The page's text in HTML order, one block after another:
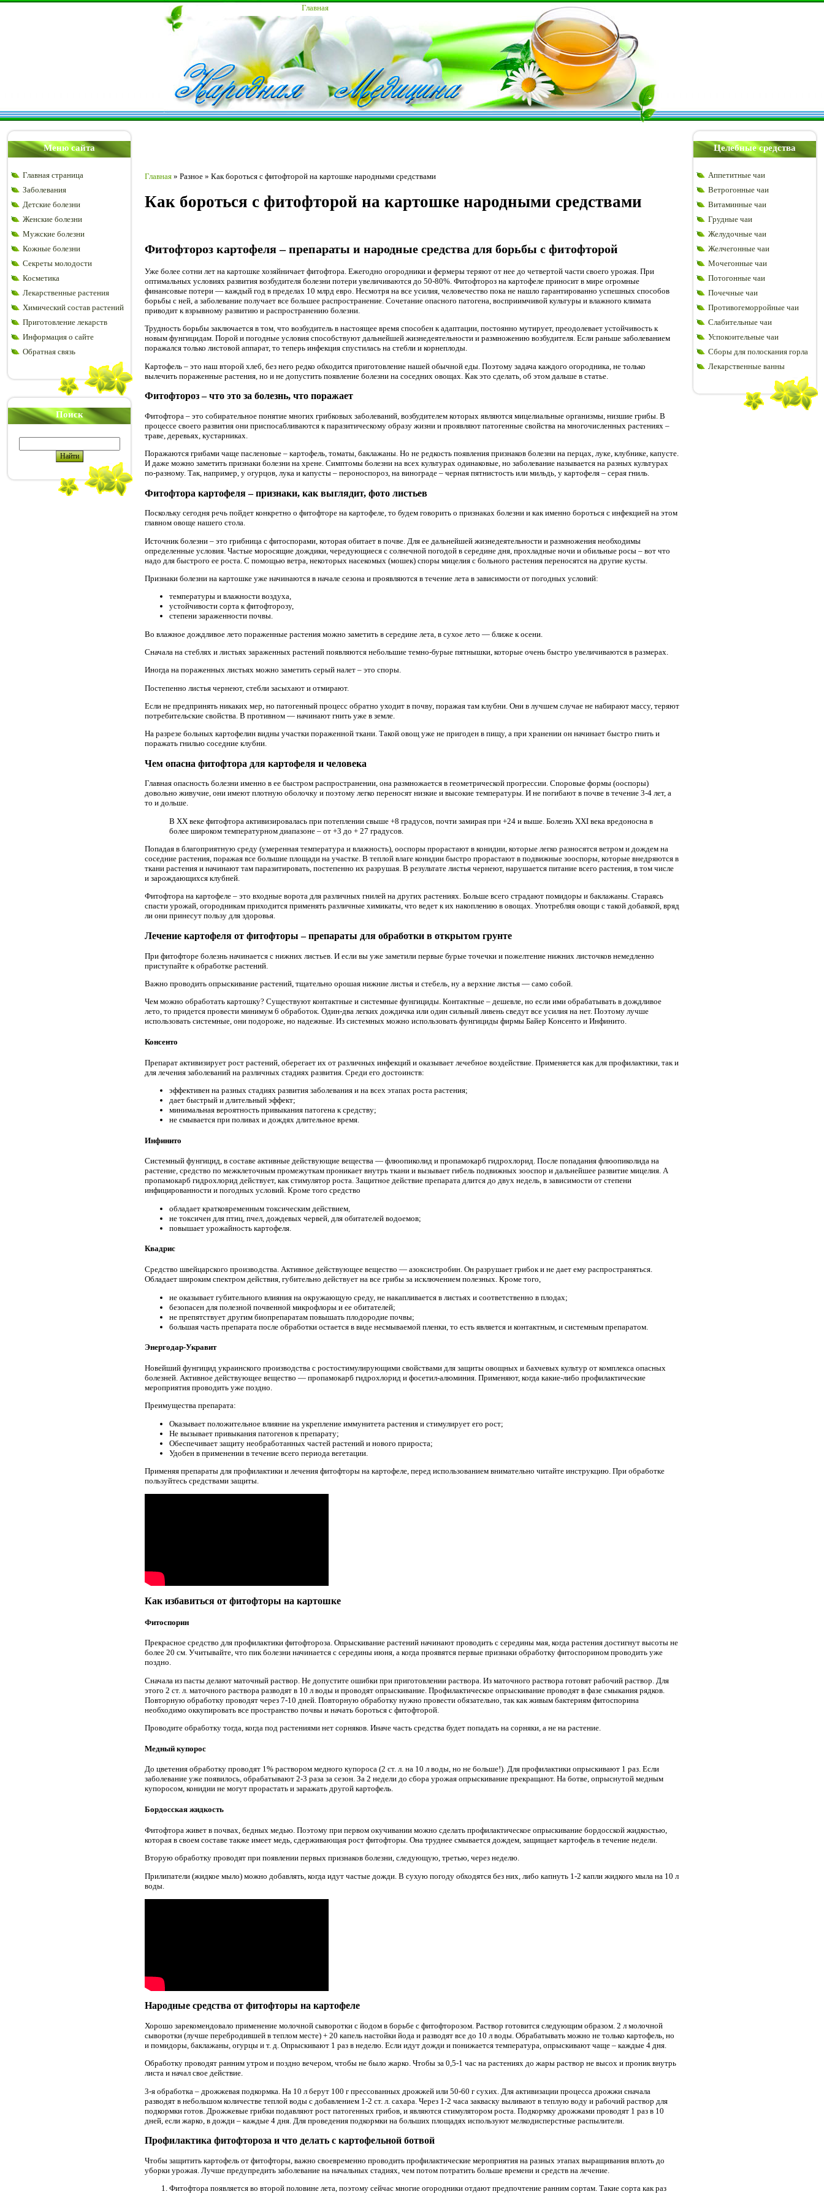
Главная
Меню сайта
Главная страница
Заболевания
Детские болезни
Женские болезни
Мужские болезни
Кожные болезни
Секреты молодости
Косметика
Лекарственные растения
Химический состав растений
Приготовление лекарств
Информация о сайте
Обратная связь
Поиск
Главная » Разное » Как бороться с фитофторой на картошке народными средствами
Как бороться с фитофторой на картошке народными средствами
Фитофтороз картофеля – препараты и народные средства для борьбы с фитофторой
Уже более сотни лет на картошке хозяйничает фитофтора. Ежегодно огородники и фермеры теряют от нее до четвертой части своего урожая. При
оптимальных условиях развития возбудителя болезни потери увеличиваются до 50-80%. Фитофтороз на картофеле приносит в мире огромные
финансовые потери — каждый год в пределах 10 млрд евро. Несмотря на все усилия, человечество пока не нашло гарантированно успешных способов
борьбы с ней, а заболевание получает все большее распространение. Сочетание опасного патогена, восприимчивой культуры и влажного климата
приводит к взрывному развитию и распространению болезни.
Трудность борьбы заключается в том, что возбудитель в настоящее время способен к адаптации, постоянно мутирует, преодолевает устойчивость к
новым фунгицидам. Порой и погодные условия способствуют дальнейшей жизнедеятельности и размножению возбудителя. Если раньше заболеванием
поражался только листовой аппарат, то теперь инфекция спустилась на стебли и корнеплоды.
Картофель – это наш второй хлеб, без него редко обходится приготовление нашей обычной еды. Поэтому задача каждого огородника, не только
вылечить пораженные растения, но и не допустить появление болезни на соседних овощах. Как это сделать, об этом дальше в статье.
Фитофтороз – что это за болезнь, что поражает
Фитофтора – это собирательное понятие многих грибковых заболеваний, возбудителем которых являются мицелиальные организмы, низшие грибы. В
процессе своего развития они приспосабливаются к паразитическому образу жизни и проявляют патогенные свойства на многочисленных растениях –
траве, деревьях, кустарниках.
Поражаются грибами чаще пасленовые – картофель, томаты, баклажаны. Но не редкость появления признаков болезни на перцах, луке, клубнике, капусте.
И даже можно заметить признаки болезни на хрене. Симптомы болезни на всех культурах одинаковые, но заболевание называется на разных культурах
по-разному. Так, например, у огурцов, лука и капусты – пероноспороз, на винограде – черная пятнистость или мильдь, у картофеля – серая гниль.
Фитофтора картофеля – признаки, как выглядит, фото листьев
Поскольку сегодня речь пойдет конкретно о фитофторе на картофеле, то будем говорить о признаках болезни и как именно бороться с инфекцией на этом
главном овоще нашего стола.
Источник болезни – это грибница с фитоспорами, которая обитает в почве. Для ее дальнейшей жизнедеятельности и размножения необходимы
определенные условия. Частые моросящие дождики, чередующиеся с солнечной погодой в середине дня, прохладные ночи и обильные росы – вот что
надо для быстрого ее роста. С помощью ветра, некоторых насекомых (мошек) споры мицелия с больного растения переносятся на другие кусты.
Признаки болезни на картошке уже начинаются в начале сезона и проявляются в течение лета в зависимости от погодных условий:
температуры и влажности воздуха,
устойчивости сорта к фитофторозу,
степени зараженности почвы.
Во влажное дождливое лето пораженные растения можно заметить в середине лета, в сухое лето — ближе к осени.
Сначала на стеблях и листьях зараженных растений появляются небольшие темно-бурые пятнышки, которые очень быстро увеличиваются в размерах.
Иногда на пораженных листьях можно заметить серый налет – это споры.
Постепенно листья чернеют, стебли засыхают и отмирают.
Если не предпринять никаких мер, но патогенный процесс обратно уходит в почву, поражая там клубни. Они в лучшем случае не набирают массу, теряют
потребительские свойства. В противном — начинают гнить уже в земле.
На разрезе больных картофелин видны участки пораженной ткани. Такой овощ уже не пригоден в пищу, а при хранении он начинает быстро гнить и
поражать гнилью соседние клубни.
Чем опасна фитофтора для картофеля и человека
Главная опасность болезни именно в ее быстром распространении, она размножается в геометрической прогрессии. Споровые формы (ооспоры)
довольно живучие, они имеют плотную оболочку и поэтому легко переносят низкие и высокие температуры. И не погибают в почве в течение 3-4 лет, а
то и дольше.
В XX веке фитофтора активизировалась при потеплении свыше +8 градусов, почти замирая при +24 и выше. Болезнь XXI века вредоносна в
более широком температурном диапазоне – от +3 до + 27 градусов.
Попадая в благоприятную среду (умеренная температура и влажность), ооспоры прорастают в конидии, которые легко разносятся ветром и дождем на
соседние растения, поражая все большие площади на участке. В теплой влаге конидии быстро прорастают в подвижные зооспоры, которые внедряются в
ткани растения и начинают там паразитировать, постепенно их разрушая. В результате листья чернеют, нарушается питание всего растения, в том числе
и зарождающихся клубней.
Фитофтора на картофеле – это входные ворота для различных гнилей на других растениях. Больше всего страдают помидоры и баклажаны. Стараясь
спасти урожай, огородникам приходится применять различные химикаты, что ведет к их накоплению в овощах. Употребляя овощи с такой добавкой, вряд
ли они принесут пользу для здоровья.
Лечение картофеля от фитофторы – препараты для обработки в открытом грунте
При фитофторе болезнь начинается с нижних листьев. И если вы уже заметили первые бурые точечки и пожелтение нижних листочков немедленно
приступайте к обработке растений.
Важно проводить опрыскивание растений, тщательно орошая нижние листья и стебель, ну а верхние листья — само собой.
Чем можно обработать картошку? Существуют контактные и системные фунгициды. Контактные – дешевле, но если ими обрабатывать в дождливое
лето, то придется провести минимум 6 обработок. Один-два легких дождичка или один сильный ливень сведут все усилия на нет. Поэтому лучше
использовать системные, они подороже, но надежные. Из системных можно использовать фунгициды фирмы Байер Консенто и Инфинито.
Консенто
Препарат активизирует рост растений, оберегает их от различных инфекций и оказывает лечебное воздействие. Применяется как для профилактики, так и
для лечения заболеваний на различных стадиях развития. Среди его достоинств:
эффективен на разных стадиях развития заболевания и на всех этапах роста растения;
дает быстрый и длительный эффект;
минимальная вероятность привыкания патогена к средству;
не смывается при поливах и дождях длительное время.
Инфинито
Системный фунгицид, в составе активные действующие вещества — флюопиколид и пропамокарб гидрохлорид. После попадания флюопиколида на
растение, средство по межклеточным промежуткам проникает внутрь ткани и вызывает гибель подвижных зооспор и дальнейшее развитие мицелия. А
пропамокарб гидрохлорид действует, как стимулятор роста. Защитное действие препарата длится до двух недель, в зависимости от степени
инфицированности и погодных условий. Кроме того средство
обладает кратковременным токсическим действием,
не токсичен для птиц, пчел, дождевых червей, для обитателей водоемов;
повышает урожайность картофеля.
Квадрис
Средство швейцарского производства. Активное действующее вещество — азоксистробин. Он разрушает грибок и не дает ему распространяться.
Обладает широким спектром действия, губительно действует на все грибы за исключением полезных. Кроме того,
не оказывает губительного влияния на окружающую среду, не накапливается в листьях и соответственно в плодах;
безопасен для полезной почвенной микрофлоры и ее обитателей;
не препятствует другим биопрепаратам повышать плодородие почвы;
большая часть препарата после обработки остается в виде несмываемой пленки, то есть является и контактным, и системным препаратом.
Энергодар-Укравит
Новейший фунгицид украинского производства с ростостимулирующими свойствами для защиты овощных и бахчевых культур от комплекса опасных
болезней. Активное действующее вещество — пропамокарб гидрохлорид и фосетил-алюминия. Применяют, когда какие-либо профилактические
мероприятия проводить уже поздно.
Преимущества препарата:
Оказывает положительное влияние на укрепление иммунитета растения и стимулирует его рост;
Не вызывает привыкания патогенов к препарату;
Обеспечивает защиту необработанных частей растений и нового прироста;
Удобен в применении в течение всего периода вегетации.
Применяя препараты для профилактики и лечения фитофторы на картофеле, перед использованием внимательно читайте инструкцию. При обработке
пользуйтесь средствами защиты.
Как избавиться от фитофторы на картошке
Фитоспорин
Прекрасное средство для профилактики фитофтороза. Опрыскивание растений начинают проводить с середины мая, когда растения достигнут высоты не
более 20 см. Учитывайте, что пик болезни начинается с середины июня, а когда проявятся первые признаки обработку фитоспорином проводить уже
поздно.
Сначала из пасты делают маточный раствор. Не допустите ошибки при приготовлении раствора. Из маточного раствора готовят рабочий раствор. Для
этого 2 ст. л. маточного раствора разводят в 10 л воды и проводят опрыскивание. Профилактическое опрыскивание проводят в фазе смыкания рядков.
Повторную обработку проводят через 7-10 дней. Повторную обработку нужно провести обязательно, так как живым бактериям фитоспорина
необходимо оккупировать все пространство почвы и начать бороться с фитофторой.
Проводите обработку тогда, когда под растениями нет сорняков. Иначе часть средства будет попадать на сорняки, а не на растение.
Медный купорос
До цветения обработку проводят 1% раствором медного купороса (2 ст. л. на 10 л воды, но не больше!). Для профилактики опрыскивают 1 раз. Если
заболевание уже появилось, обрабатывают 2-3 раза за сезон. За 2 недели до сбора урожая опрыскивание прекращают. На ботве, опрыснутой медным
купоросом, конидии не могут прорастать и заражать другой картофель.
Бордосская жидкость
Фитофтора живет в почвах, бедных медью. Поэтому при первом окучивании можно сделать профилактическое опрыскивание бордосской жидкостью,
которая в своем составе также имеет медь, сдерживающая рост фитофторы. Она труднее смывается дождем, защищает картофель в течение недели.
Вторую обработку проводят при появлении первых признаков болезни, следующую, третью, через неделю.
Прилипатели (жидкое мыло) можно добавлять, когда идут частые дожди. В сухую погоду обходятся без них, либо капнуть 1-2 капли жидкого мыла на 10 л
воды.
Народные средства от фитофторы на картофеле
Хорошо зарекомендовало применение молочной сыворотки с йодом в борьбе с фитофторозом. Раствор готовится следующим образом. 2 л молочной
сыворотки (лучше перебродившей в теплом месте) + 20 капель настойки йода и разводят все до 10 л воды. Обрабатывать можно не только картофель, но
и помидоры, баклажаны, огурцы и т. д. Опрыскивают 1 раз в неделю. Если идут дожди и понижается температура, опрыскивают чаще – каждые 4 дня.
Обработку проводят ранним утром и поздно вечером, чтобы не было жарко. Чтобы за 0,5-1 час на растениях до жары раствор не высох и проник внутрь
листа и начал свое действие.
3-я обработка – дрожжевая подкормка. На 10 л берут 100 г прессованных дрожжей или 50-60 г сухих. Для активизации процесса дрожжи сначала
разводят в небольшом количестве теплой воды с добавлением 1-2 ст. л. сахара. Через 1-2 часа закваску выливают в теплую воду и рабочий раствор для
подкормки готов. Дрожжевые грибки подавляют рост патогенных грибов, и являются стимулятором роста. Подкормку дрожжами проводят 1 раз в 10
дней, если жарко, в дожди – каждые 4 дня. Для проведения подкормки на больших площадях используют мелкодисперстные распылители.
Профилактика фитофтороза и что делать с картофельной ботвой
Чтобы защитить картофель от фитофторы, важно своевременно проводить профилактические мероприятия на разных этапах выращивания вплоть до
уборки урожая. Лучше предупредить заболевание на начальных стадиях, чем потом потратить больше времени и средств на лечение.
Фитофтора появляется во второй половине лета, поэтому сейчас многие огородники отдают предпочтение ранним сортам. Такие сорта как раз
Целебные средства
Аппетитные чаи
Ветрогонные чаи
Витаминные чаи
Грудные чаи
Желудочные чаи
Желчегонные чаи
Мочегонные чаи
Потогонные чаи
Почечные чаи
Противогеморройные чаи
Слабительные чаи
Успокоительные чаи
Сборы для полоскания горла
Лекарственные ванны